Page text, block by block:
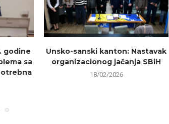
godine
sa
Unsko-sanski kanton: Nastavak
organizacionog jačanja SBiH
18/02/2026